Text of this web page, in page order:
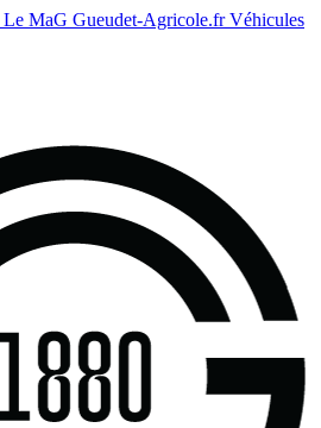
Le MaG Gueudet-Agricole.frVéhicules